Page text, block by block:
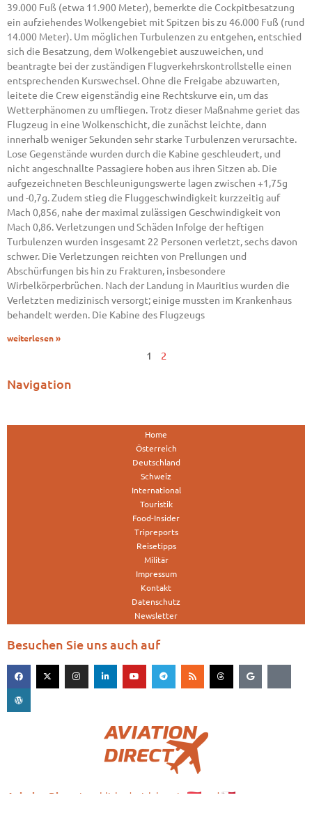
39.000 Fuß (etwa 11.900 Meter), bemerkte die Cockpitbesatzung
ein aufziehendes Wolkengebiet mit Spitzen bis zu 46.000 Fuß (rund
14.000 Meter). Um möglichen Turbulenzen zu entgehen, entschied
sich die Besatzung, dem Wolkengebiet auszuweichen, und
beantragte bei der zuständigen Flugverkehrskontrollstelle einen
entsprechenden Kurswechsel. Ohne die Freigabe abzuwarten,
leitete die Crew eigenständig eine Rechtskurve ein, um das
Wetterphänomen zu umfliegen. Trotz dieser Maßnahme geriet das
Flugzeug in eine Wolkenschicht, die zunächst leichte, dann
innerhalb weniger Sekunden sehr starke Turbulenzen verursachte.
Lose Gegenstände wurden durch die Kabine geschleudert, und
nicht angeschnallte Passagiere hoben aus ihren Sitzen ab. Die
aufgezeichneten Beschleunigungswerte lagen zwischen +1,75g
und -0,7g. Zudem stieg die Fluggeschwindigkeit kurzzeitig auf
Mach 0,856, nahe der maximal zulässigen Geschwindigkeit von
Mach 0,86. Verletzungen und Schäden Infolge der heftigen
Turbulenzen wurden insgesamt 22 Personen verletzt, sechs davon
schwer. Die Verletzungen reichten von Prellungen und
Abschürfungen bis hin zu Frakturen, insbesondere
Wirbelkörperbrüchen. Nach der Landung in Mauritius wurden die
Verletzten medizinisch versorgt; einige mussten im Krankenhaus
behandelt werden. Die Kabine des Flugzeugs
weiterlesen »
1 2
Navigation
Home
Österreich
Deutschland
Schweiz
International
Touristik
Food-Insider
Tripreports
Reisetipps
Militär
Impressum
Kontakt
Datenschutz
Newsletter
Besuchen Sie uns auch auf
Aviation.Direct is published with love in and